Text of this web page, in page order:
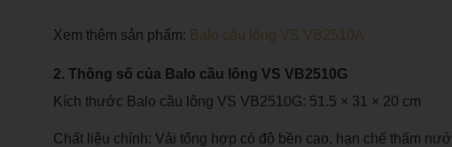
Xem thêm sản phẩm: Balo cầu lông VS VB2510A
2. Thông số của Balo cầu lông VS VB2510G
Kích thước Balo cầu lông VS VB2510G: 51.5 × 31 × 20 cm
Chất liệu chính: Vải tổng hợp có độ bền cao, hạn chế thấm